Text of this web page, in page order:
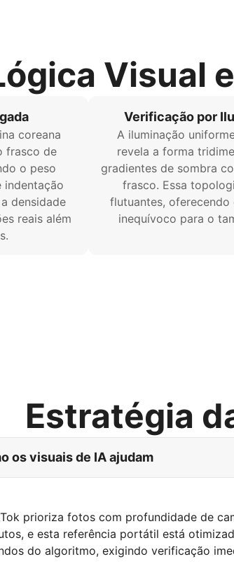
Visual
coreana
frasco de
o peso
indentação
densidade
reais além
Verificação por
A iluminação
revela a forma
gradientes de sombra
frasco. Essa
flutuantes,
inequívoco para o
Estratégia
os visuais de IA ajudam
prioriza fotos com profundidade de
e esta referência portátil está
do algoritmo, exigindo verificação